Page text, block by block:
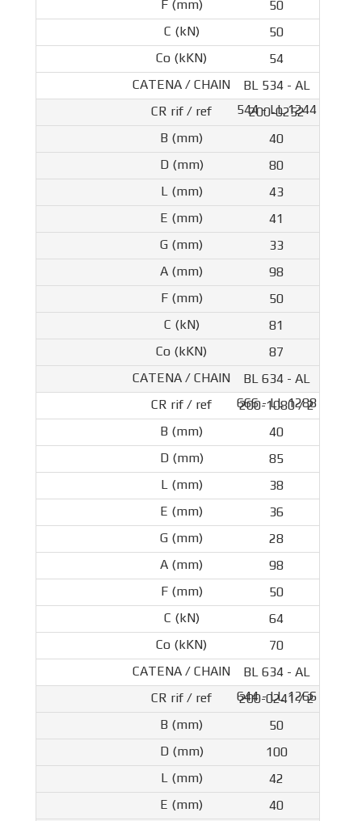
50
50
54
BL 534 - AL
544 - LL 1244
200-0252
40
80
43
41
33
98
50
81
87
BL 634 - AL
666 - LL 1288
200-1080 / 2
40
85
38
36
28
98
50
64
70
BL 634 - AL
644 - LL 1266
200-0241 / 2
50
100
42
40